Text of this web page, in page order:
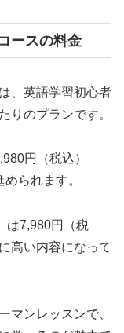
ースの料金
、英語学習初心者
りのプランです。
円（税込）
られます。
は7,980円（税
高い内容になって
マンレッスンで、